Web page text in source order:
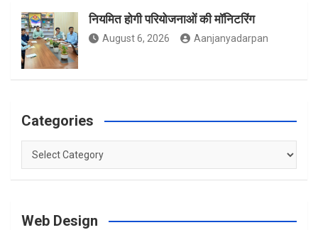
नियमित होगी परियोजनाओं की मॉनिटरिंग
August 6, 2026 Aanjanyadarpan
Categories
Categories
Web Design